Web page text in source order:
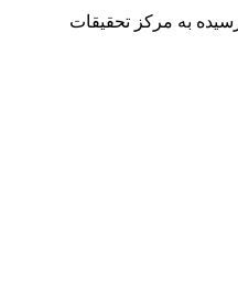
به مرکز تحقیقات